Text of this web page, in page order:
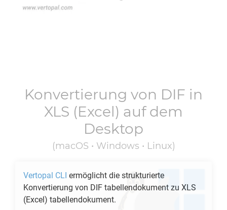
Konvertierung von DIF in
XLS (Excel) auf dem
Desktop
(macOS • Windows • Linux)
Vertopal CLI ermöglicht die strukturierte
Konvertierung von DIF tabellendokument zu XLS
(Excel) tabellendokument.